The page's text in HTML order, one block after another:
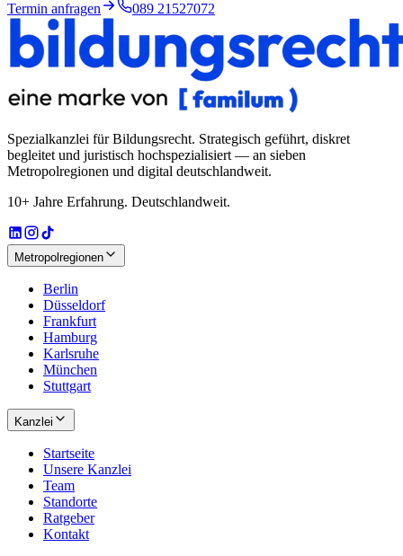
Termin anfragen 089 21527072
Spezialkanzlei für Bildungsrecht. Strategisch geführt, diskret
begleitet und juristisch hochspezialisiert — an sieben
Metropolregionen und digital deutschlandweit.
10+ Jahre Erfahrung. Deutschlandweit.
Metropolregionen
Berlin
Düsseldorf
Frankfurt
Hamburg
Karlsruhe
München
Stuttgart
Kanzlei
Startseite
Unsere Kanzlei
Team
Standorte
Ratgeber
Kontakt